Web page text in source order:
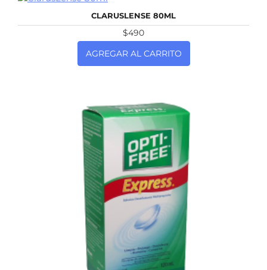
CLARUSLENSE 80ML
$490
AGREGAR AL CARRITO